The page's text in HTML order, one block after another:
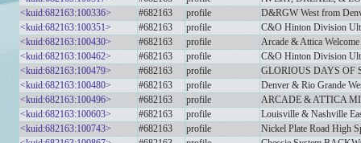
<kuid:682163:100336>
#682163 profile
D&RGW West from
<kuid:682163:100351>
#682163 profile
C&O Hinton Division
<kuid:682163:100430>
#682163 profile
Arcade & Attica
<kuid:682163:100462>
#682163 profile
C&O Hinton Division
<kuid:682163:100479>
#682163 profile
GLORIOUS DAYS OF
<kuid:682163:100480>
#682163 profile
Denver & Rio Grande
<kuid:682163:100496>
#682163 profile
ARCADE & ATTICA
<kuid:682163:100603>
#682163 profile
Louisville & Nashville
<kuid:682163:100743>
#682163 profile
Nickel Plate Road High